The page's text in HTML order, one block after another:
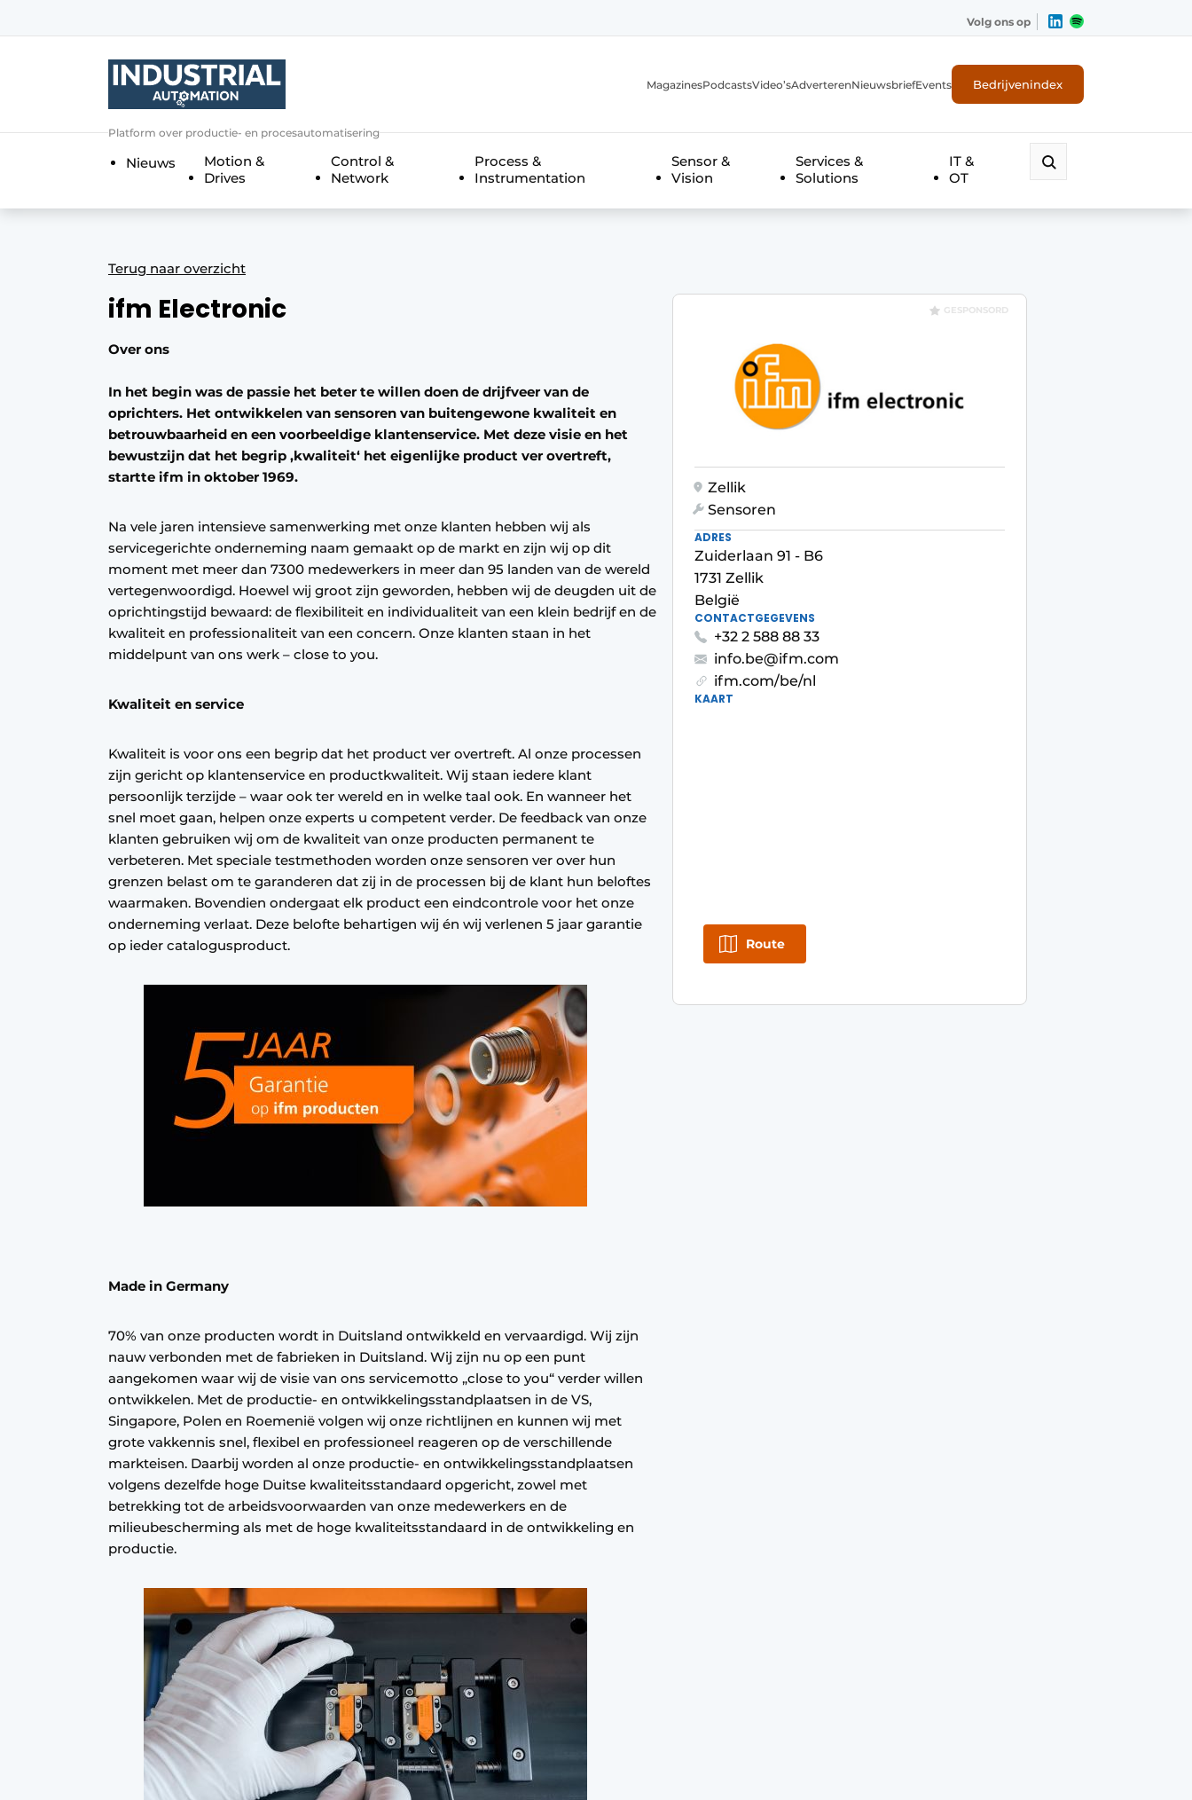
Algemene voorwaarden
Contact
Direct contact
Evenement aanmelden
Home
Nieuwsbrief
Podcasts
Privacy / Cookie statement
Vacature aanmelden
Vacatures
Volg ons op
Platform over productie- en procesautomatisering
MagazinesPodcastsVideo’sAdverterenNieuwsbriefEvents Bedrijvenindex
Nieuws
Motion &
Drives
Control &
Network
Process &
Instrumentation
Sensor &
Vision
Services &
Solutions
IT &
OT
Terug naar overzicht
ifm Electronic
Over ons
In het begin was de passie het beter te willen doen de drijfveer van de
oprichters. Het ontwikkelen van sensoren van buitengewone kwaliteit en
betrouwbaarheid en een voorbeeldige klantenservice. Met deze visie en het
bewustzijn dat het begrip ‚kwaliteit‘ het eigenlijke product ver overtreft,
startte ifm in oktober 1969.
Na vele jaren intensieve samenwerking met onze klanten hebben wij als
servicegerichte onderneming naam gemaakt op de markt en zijn wij op dit
moment met meer dan 7300 medewerkers in meer dan 95 landen van de wereld
vertegenwoordigd. Hoewel wij groot zijn geworden, hebben wij de deugden uit de
oprichtingstijd bewaard: de flexibiliteit en individualiteit van een klein bedrijf en de
kwaliteit en professionaliteit van een concern. Onze klanten staan in het
middelpunt van ons werk – close to you.
Kwaliteit en service
Kwaliteit is voor ons een begrip dat het product ver overtreft. Al onze processen
zijn gericht op klantenservice en productkwaliteit. Wij staan iedere klant
persoonlijk terzijde – waar ook ter wereld en in welke taal ook. En wanneer het
snel moet gaan, helpen onze experts u competent verder. De feedback van onze
klanten gebruiken wij om de kwaliteit van onze producten permanent te
verbeteren. Met speciale testmethoden worden onze sensoren ver over hun
grenzen belast om te garanderen dat zij in de processen bij de klant hun beloftes
waarmaken. Bovendien ondergaat elk product een eindcontrole voor het onze
onderneming verlaat. Deze belofte behartigen wij én wij verlenen 5 jaar garantie
op ieder catalogusproduct.
Made in Germany
70% van onze producten wordt in Duitsland ontwikkeld en vervaardigd. Wij zijn
nauw verbonden met de fabrieken in Duitsland. Wij zijn nu op een punt
aangekomen waar wij de visie van ons servicemotto „close to you“ verder willen
ontwikkelen. Met de productie- en ontwikkelingsstandplaatsen in de VS,
Singapore, Polen en Roemenië volgen wij onze richtlijnen en kunnen wij met
grote vakkennis snel, flexibel en professioneel reageren op de verschillende
markteisen. Daarbij worden al onze productie- en ontwikkelingsstandplaatsen
volgens dezelfde hoge Duitse kwaliteitsstandaard opgericht, zowel met
betrekking tot de arbeidsvoorwaarden van onze medewerkers en de
milieubescherming als met de hoge kwaliteitsstandaard in de ontwikkeling en
productie.
GESPONSORD
Zellik
Sensoren
ADRES
Zuiderlaan 91 - B6
1731 Zellik
België
CONTACTGEGEVENS
+32 2 588 88 33
info.be@ifm.com
ifm.com/be/nl
KAART
Route